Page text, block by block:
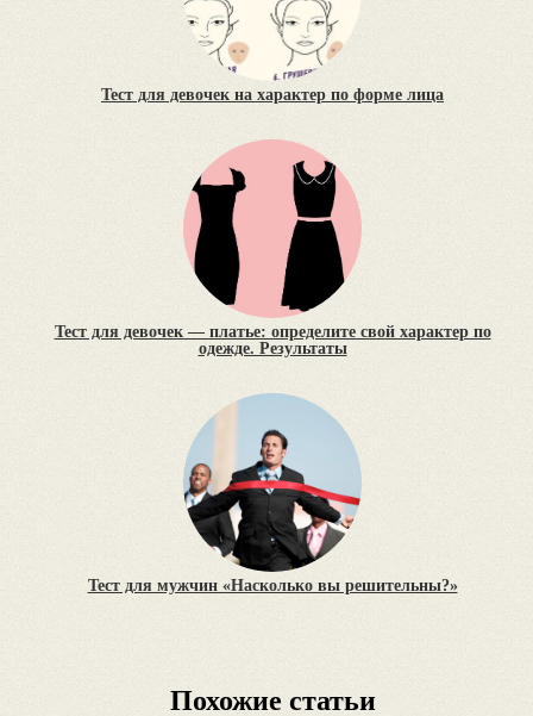
Тест для девочек на характер по форме лица
Тест для девочек — платье: определите свой характер по
одежде. Результаты
Тест для мужчин «Насколько вы решительны?»
Похожие статьи